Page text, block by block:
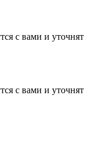
с вами и уточнят
с вами и уточнят